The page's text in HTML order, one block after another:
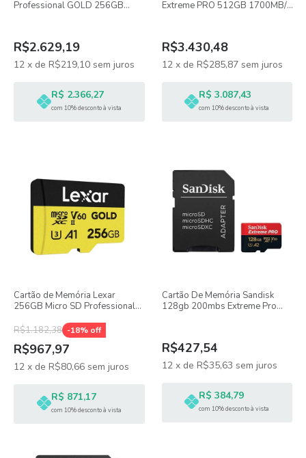
Professional GOLD 256GB
R$2.629,19
12 x de R$219,10 sem juros
R$ 2.366,27
com 10% desconto à vista
Extreme PRO 512GB 1700MB/s
R$3.430,48
12 x de R$285,87 sem juros
R$ 3.087,43
com 10% desconto à vista
Cartão de Memória Lexar
256GB Micro SD Professional
R$1.182,38 -18% off
R$967,97
12 x de R$80,66 sem juros
R$ 871,17
com 10% desconto à vista
Cartão De Memória Sandisk
128gb 200mbs Extreme Pro
R$427,54
12 x de R$35,63 sem juros
R$ 384,79
com 10% desconto à vista